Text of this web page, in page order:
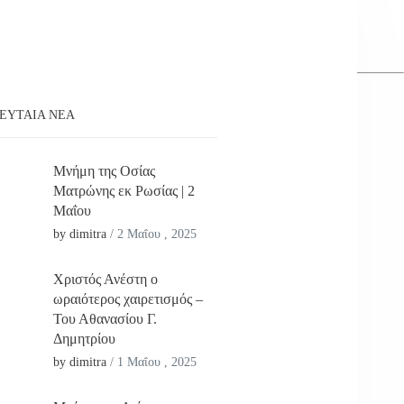
ΝΕΑ
Μνήμη της Οσίας
Ματρώνης εκ Ρωσίας | 2
Μαΐου
by dimitra / 2 Μαΐου , 2025
Χριστός Ανέστη ο
ωραιότερος χαιρετισμός –
Του Αθανασίου Γ.
Δημητρίου
by dimitra / 1 Μαΐου , 2025